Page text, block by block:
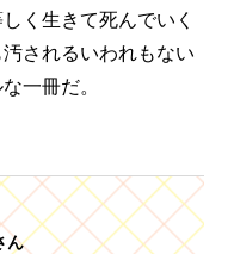
く生きて死んでいく
されるいわれもない
一冊だ。
ん